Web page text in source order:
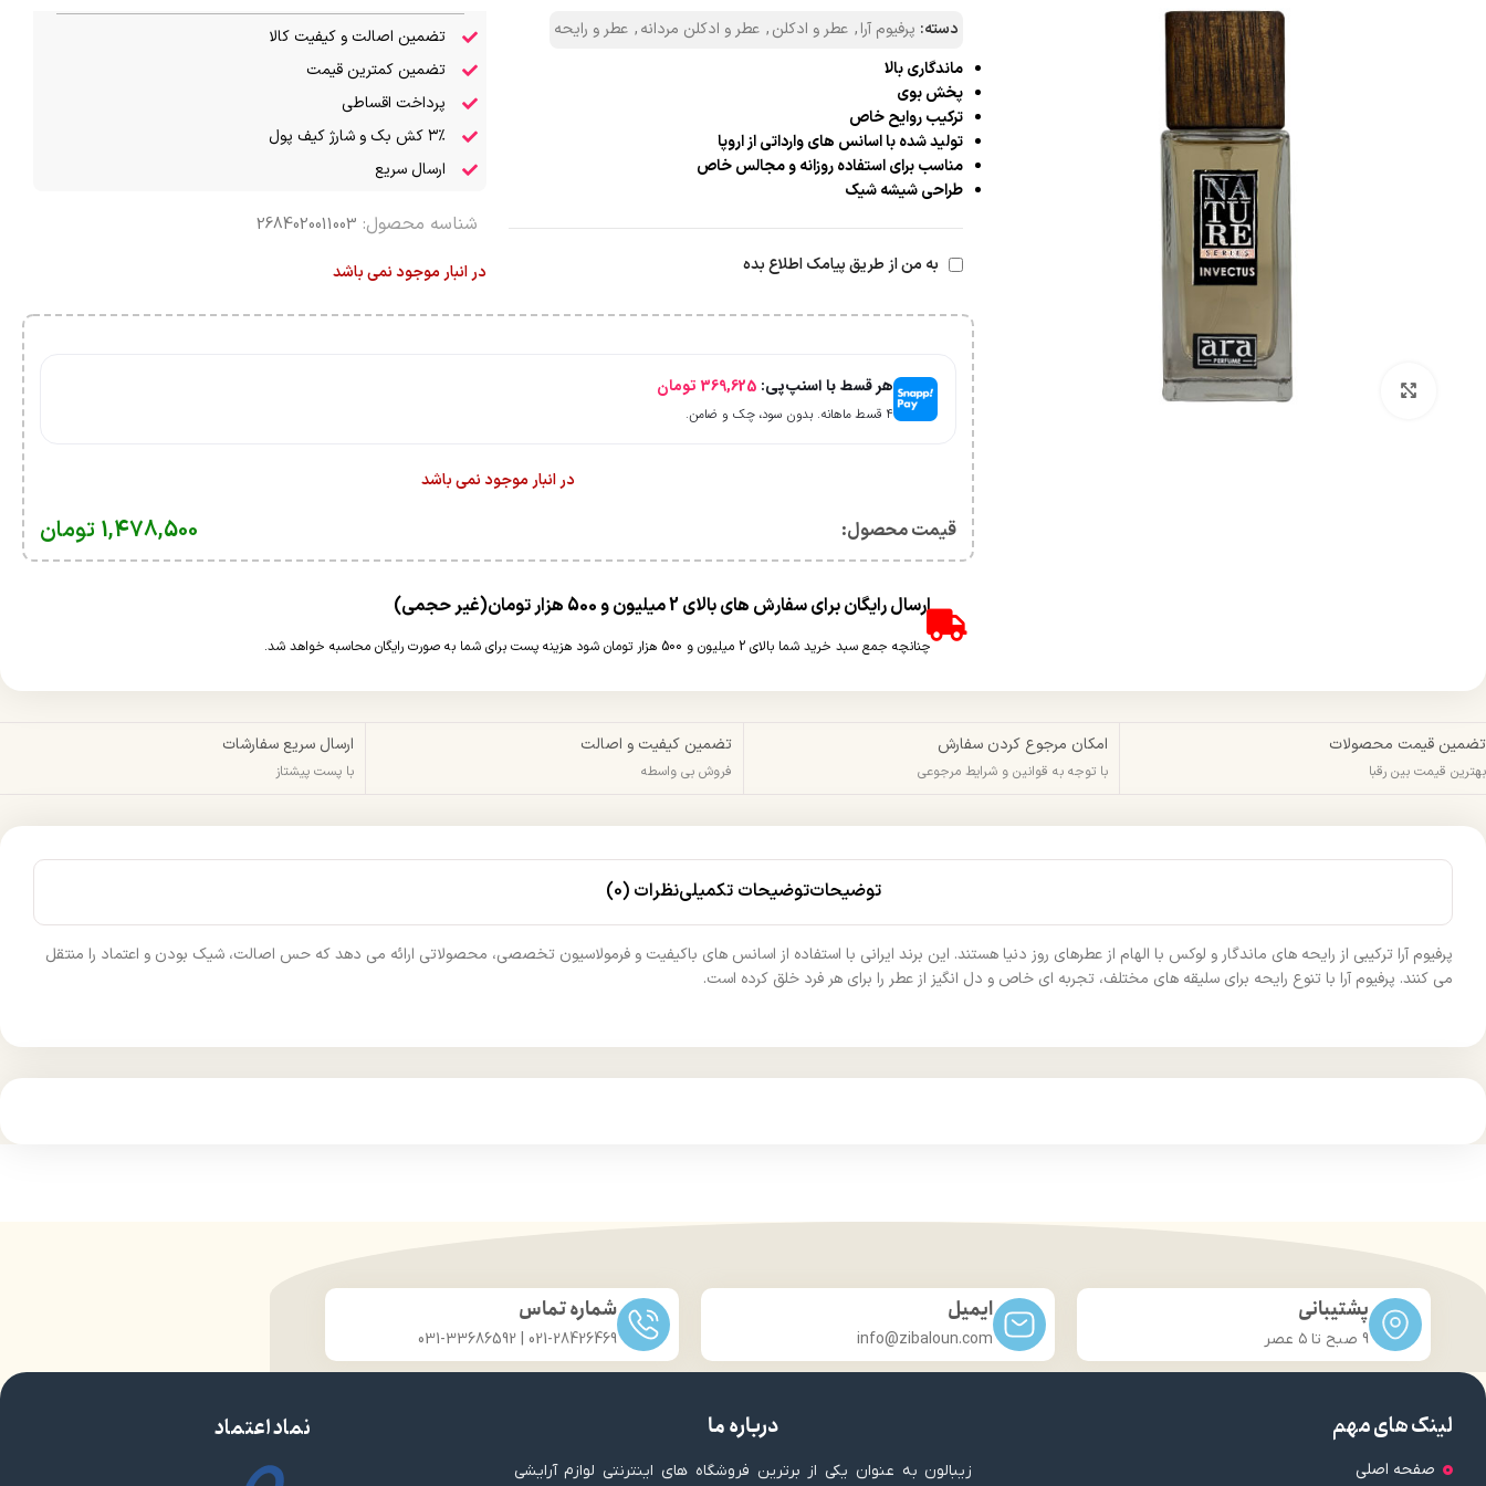
بزرگنمایی تصویر
دسته: پرفیوم آرا, عطر و ادکلن, عطر و ادکلن مردانه, عطر و رایحه
ماندگاری بالا
پخش بوی
ترکیب روایح خاص
تولید شده با اسانس‌ های وارداتی از اروپا
مناسب برای استفاده روزانه و مجالس خاص
طراحی شیشه شیک
به من از طریق پیامک اطلاع بده
تضمین اصالت و کیفیت کالا
تضمین کمترین قیمت
پرداخت اقساطی
۳٪ کش بک و شارژ کیف پول
ارسال سریع
شناسه محصول: 2684020011003
در انبار موجود نمی باشد
هر قسط با اسنپ‌پی:369,625 تومان
۴ قسط ماهانه. بدون سود، چک و ضامن.
در انبار موجود نمی باشد
قیمت محصول:​ 1,478,500 تومان
ارسال رایگان برای سفارش های بالای 2 میلیون و 500 هزار تومان(غیر حجمی)
چنانچه جمع سبد خرید شما بالای 2 میلیون و 500 هزار تومان شود هزینه پست برای شما به صورت رایگان محاسبه خواهد شد.
تضمین قیمت محصولات
بهترین قیمت بین رقبا
امکان مرجوع کردن سفارش
با توجه به قوانین و شرایط مرجوعی
تضمین کیفیت و اصالت
فروش بی واسطه
ارسال سریع سفارشات
با پست پیشتاز
توضیحاتتوضیحات تکمیلینظرات (0)
پرفیوم آرا ترکیبی از رایحه‌ های ماندگار و لوکس با الهام از عطرهای روز دنیا هستند. این برند ایرانی با استفاده از اسانس‌ های باکیفیت و فرمولاسیون تخصصی، محصولاتی ارائه می‌ دهد که حس اصالت، شیک‌ بودن و اعتماد را منتقل
می‌ کنند. پرفیوم آرا با تنوع رایحه‌ برای سلیقه‌ های مختلف، تجربه‌ ای خاص و دل‌ انگیز از عطر را برای هر فرد خلق کرده است.
پشتیبانی
9 صبح تا ۵ عصر
ایمیل
info@zibaloun.com
شماره تماس
021-28426469 | 031-33686592
لینک های مهم
صفحه اصلی
درباره ما
زیبالون به عنوان یکی از برترین فروشگاه های اینترنتی لوازم آرایشی
نماد اعتماد